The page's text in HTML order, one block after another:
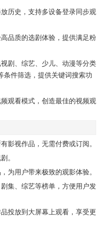
历史，支持多设备登录同步观
品质的选剧体验，提供满足粉
剧、综艺、少儿、动漫等分类
条件筛选，提供关键词搜索功
观看模式，创造最佳的视频观
影视作品，无需付费或订阅。
。
为用户带来极致的观影体验。
集、综艺等榜单，方便用户发
投放到大屏幕上观看，享受更